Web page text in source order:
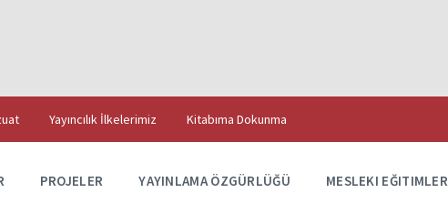
Yayıncılık İlkelerimiz
Kitabıma Dokunma
PROJELER YAYINLAMA ÖZGÜRLÜĞÜ MESLEKI EĞITIMLER